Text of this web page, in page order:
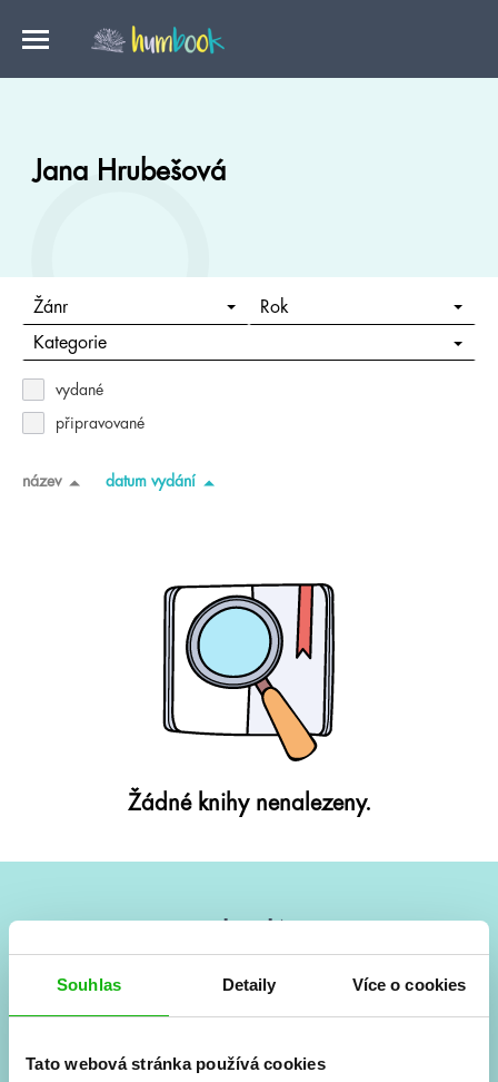
Souhlas Detaily Více o cookies
Tato webová stránka používá cookies
Jana Hrubešová
Žánr Rok
Kategorie
vydané
připravované
název datum vydání
Žádné knihy nenalezeny.
Vše kolem #youngadult každý měsíc rovnou do mailu!
a seriálové adaptace a další.